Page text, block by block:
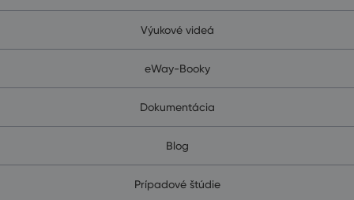
Výukové videá
eWay-Booky
Dokumentácia
Blog
Prípadové štúdie